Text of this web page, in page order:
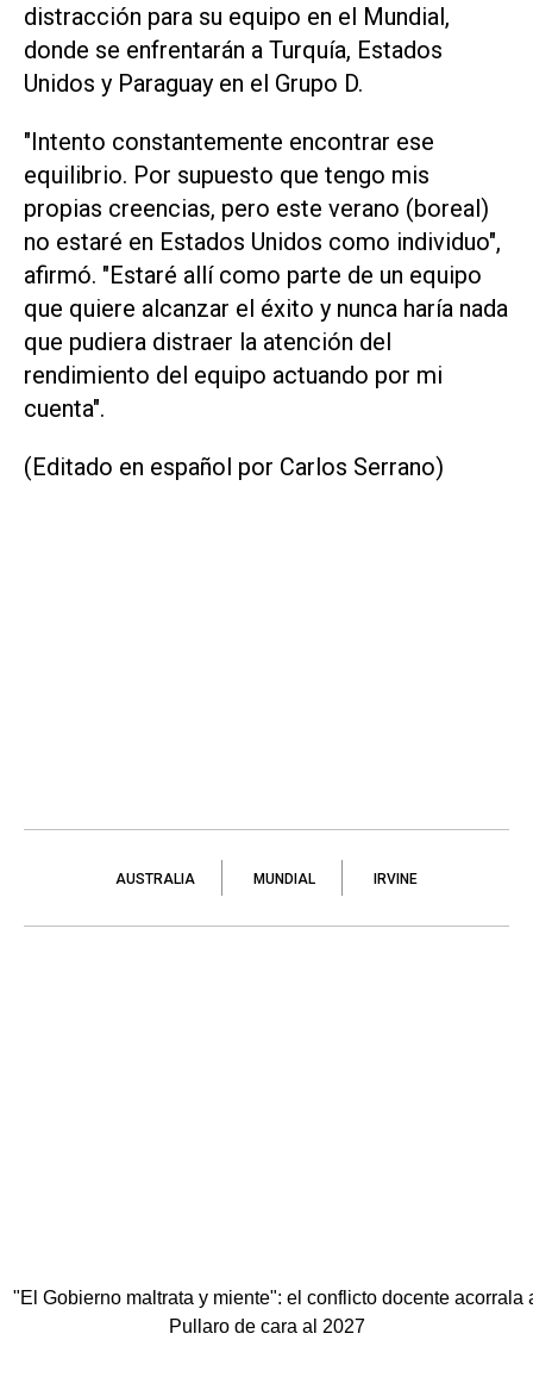
distracción para su equipo en el Mundial,
donde se enfrentarán a Turquía, Estados
Unidos y Paraguay en ​el Grupo D.
"Intento constantemente encontrar ese
equilibrio. Por supuesto que tengo mis
propias creencias, pero este verano (boreal)
no estaré en Estados Unidos como individuo",
afirmó. "Estaré allí como parte de un equipo
que quiere alcanzar el éxito y nunca haría nada
que pudiera distraer la atención del
rendimiento del equipo actuando por mi
cuenta".
(Editado en español por Carlos Serrano)
AUSTRALIA MUNDIAL IRVINE